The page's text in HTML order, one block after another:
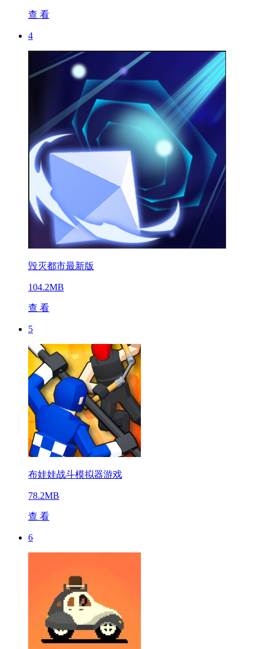
查 看
4
毁灭都市最新版
104.2MB
查 看
5
布娃娃战斗模拟器游戏
78.2MB
查 看
6